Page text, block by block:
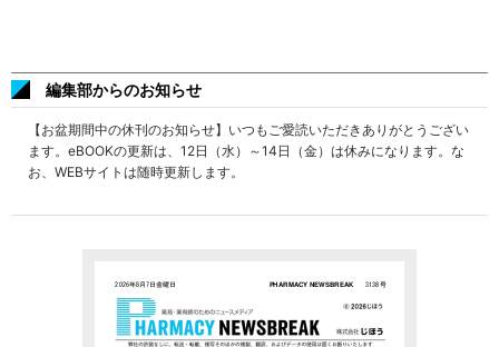
編集部からのお知らせ
【お盆期間中の休刊のお知らせ】いつもご愛読いただきありがとうござい
ます。eBOOKの更新は、12日（水）～14日（金）は休みになります。な
お、WEBサイトは随時更新します。